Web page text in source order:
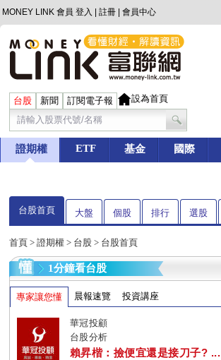
MONEY LINK 會員 登入 註冊 會員中心
台股 新聞 訂閱電子報 設為首頁
證期權 ETF 基金 國際
台股首頁 大盤 個股 排行 選股
首頁 > 證期權 > 台股 > 台股首頁
1分鐘看台股
專家讓您懂 晨報速覽 投資講座
華冠投顧
台股分析
賴昇楷：撿便宜還是接刀子? ...